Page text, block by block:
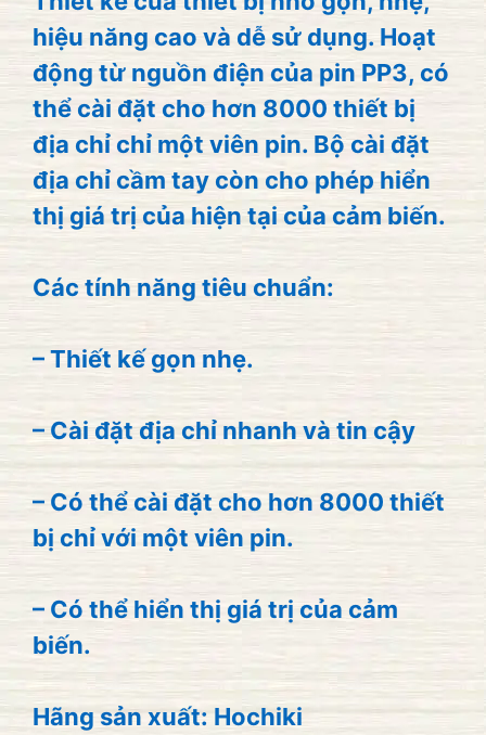
hiệu năng cao và dễ sử dụng. Hoạt
động từ nguồn điện của pin PP3, có
thể cài đặt cho hơn 8000 thiết bị
địa chỉ chỉ một viên pin. Bộ cài đặt
địa chỉ cầm tay còn cho phép hiển
thị giá trị của hiện tại của cảm biến.
Các tính năng tiêu chuẩn:
– Thiết kế gọn nhẹ.
– Cài đặt địa chỉ nhanh và tin cậy
– Có thể cài đặt cho hơn 8000 thiết
bị chỉ với một viên pin.
– Có thể hiển thị giá trị của cảm
biến.
Hãng sản xuất: Hochiki